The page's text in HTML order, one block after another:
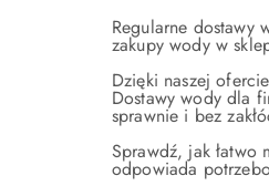
Regularne dostawy
zakupy wody w
Dzięki naszej
Dostawy wody dla
sprawnie i bez
Sprawdź, jak
odpowiada